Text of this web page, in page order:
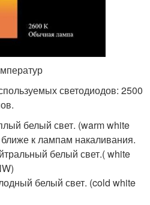
светодиодов: 2500
белый свет. (warm white
к лампам накаливания.
белый свет.( white
белый свет. (cold white